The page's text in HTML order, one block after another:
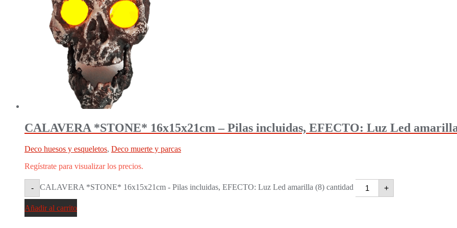
CALAVERA *STONE* 16x15x21cm – Pilas incluidas, EFECTO: Luz Led
Deco huesos y esqueletos, Deco muerte y parcas
Regístrate para visualizar los precios.
- CALAVERA *STONE* 16x15x21cm - Pilas incluidas, EFECTO: Luz Led amarilla (8) cantidad +
Añadir al carrito